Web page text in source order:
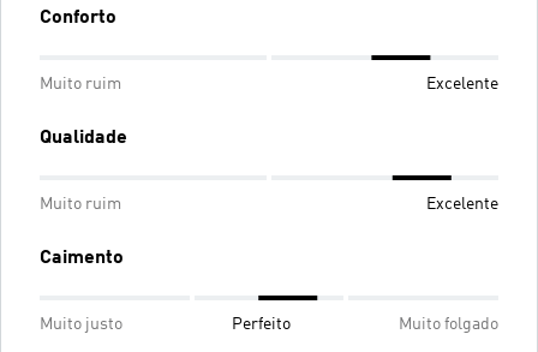
Conforto
Muito ruim Excelente
Qualidade
Muito ruim Excelente
Caimento
Muito justo Perfeito Muito folgado